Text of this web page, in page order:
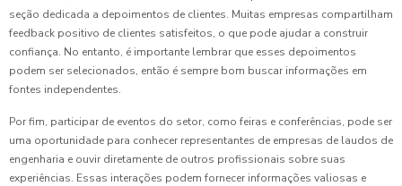
seção dedicada a depoimentos de clientes. Muitas empresas compartilham
feedback positivo de clientes satisfeitos, o que pode ajudar a construir
confiança. No entanto, é importante lembrar que esses depoimentos
podem ser selecionados, então é sempre bom buscar informações em
fontes independentes.
Por fim, participar de eventos do setor, como feiras e conferências, pode ser
uma oportunidade para conhecer representantes de empresas de laudos de
engenharia e ouvir diretamente de outros profissionais sobre suas
experiências. Essas interações podem fornecer informações valiosas e